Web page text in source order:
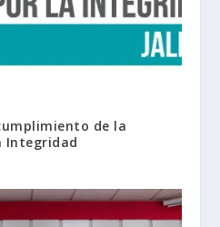
de la
Integridad